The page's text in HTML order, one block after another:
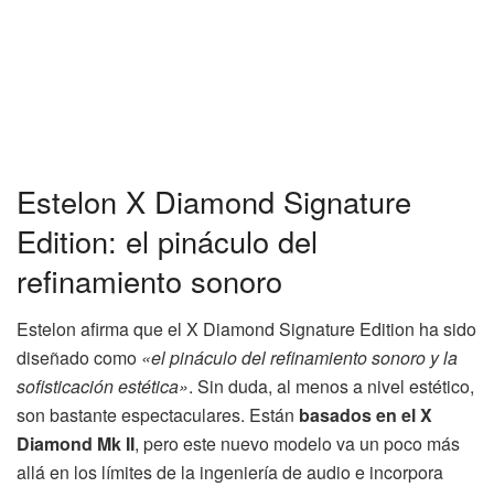
Estelon X Diamond Signature
Edition: el pináculo del
refinamiento sonoro
Estelon afirma que el X Diamond Signature Edition ha sido
diseñado como «el pináculo del refinamiento sonoro y la
sofisticación estética». Sin duda, al menos a nivel estético,
son bastante espectaculares. Están basados en el X
Diamond Mk II, pero este nuevo modelo va un poco más
allá en los límites de la ingeniería de audio e incorpora